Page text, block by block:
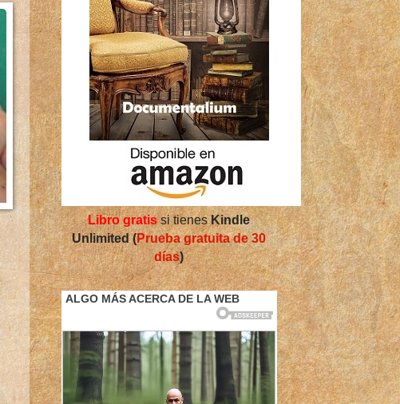
Libro gratissi tienesKindle
Unlimited (Prueba gratuita de 30
días)